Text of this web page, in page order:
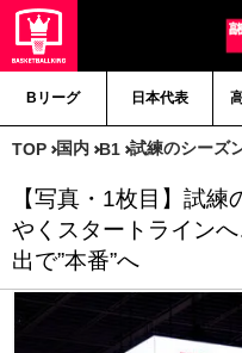
Bリーグ 日本代表
TOP 国内 B1 試練のシーズ
【写真・1枚目】試練
やくスタートライン
出で”本番”へ